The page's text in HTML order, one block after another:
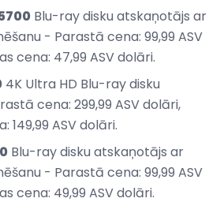
Blu-ray disku atskaņotājs ar
- Parastā cena: 99,99 ASV
cena: 47,99 ASV dolāri.
4K Ultra HD Blu-ray disku
cena: 299,99 ASV dolāri,
149,99 ASV dolāri.
Blu-ray disku atskaņotājs ar
- Parastā cena: 99,99 ASV
cena: 49,99 ASV dolāri.